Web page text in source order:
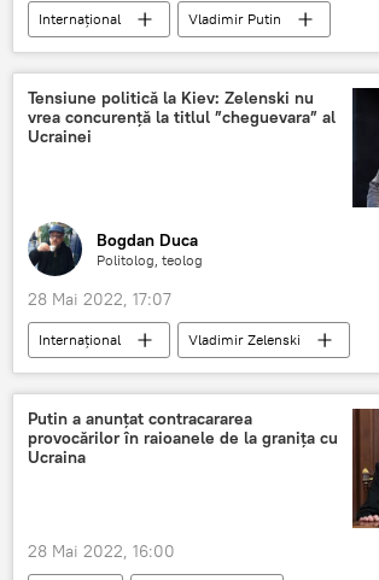
Internaţional
Vladimir Putin
Emmanuel Macron
Olaf Scholz
Tensiune politică la Kiev: Zelenski nu
vrea concurență la titlul ”cheguevara” al
Ucrainei
Bogdan Duca
Politolog, teolog
28 Mai 2022, 17:07
Internaţional
Vladimir Zelenski
Petro Poroșenko
Ucraina
Putin a anunțat contracararea
provocărilor în raioanele de la granița cu
Ucraina
28 Mai 2022, 16:00